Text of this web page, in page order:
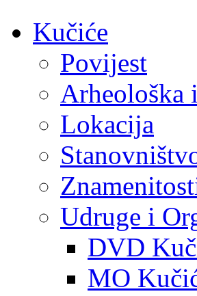
Kučiće
Povijest
Arheološka
Lokacija
Udruge i
DVD
MO